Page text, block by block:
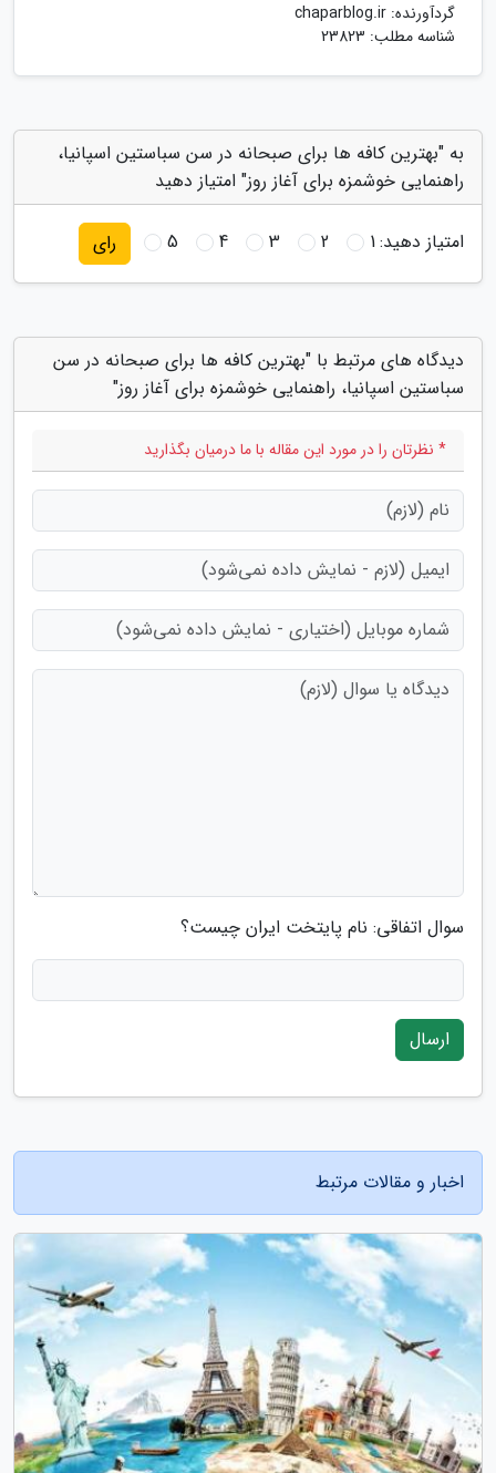
گردآورنده: chaparblog.ir
شناسه مطلب: 23823
به "بهترین کافه ها برای صبحانه در سن سباستین اسپانیا،
راهنمایی خوشمزه برای آغاز روز" امتیاز دهید
امتیاز دهید:1
2
3
4
5 رای
دیدگاه های مرتبط با "بهترین کافه ها برای صبحانه در سن
سباستین اسپانیا، راهنمایی خوشمزه برای آغاز روز"
* نظرتان را در مورد این مقاله با ما درمیان بگذارید
سوال اتفاقی: نام پایتخت ایران چیست؟
ارسال
اخبار و مقالات مرتبط